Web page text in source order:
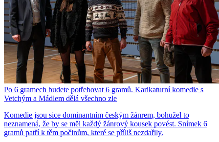
Po 6 gramech budete potřebovat 6 gramů. Karikaturní komedie s
Vetchým a Mádlem dělá všechno zle
Komedie jsou sice dominantním českým žánrem, bohužel to
neznamená, že by se měl každý žánrový kousek povést. Snímek 6
gramů patří k těm počinům, které se příliš nezdařily.